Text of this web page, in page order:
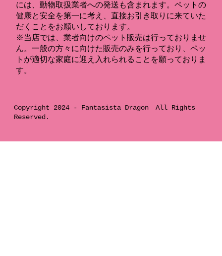
には、動物取扱業者への発送も含まれます。ペットの
健康と安全を第一に考え、直接お引き取りに来ていた
だくことをお願いしております。
※当店では、業者向けのペット販売は行っておりませ
ん。一般の方々に向けた販売のみを行っており、ペッ
トが適切な家庭に迎え入れられることを願っておりま
す。
Copyright 2024 - Fantasista DragonAll Rights
Reserved.